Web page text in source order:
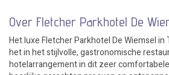
Over Fletcher Parkhotel De
Het luxe Fletcher Parkhotel De Wiemsel
het in het stijlvolle, gastronomische
hotelarrangement in dit zeer